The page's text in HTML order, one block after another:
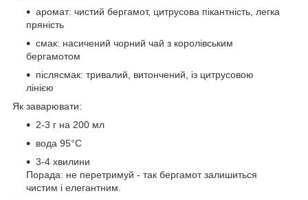
аромат: чистий бергамот, цитрусова пікантність, легка
пряність
смак: насичений чорний чай з королівським
бергамотом
післясмак: тривалий, витончений, із цитрусовою
лінією
Як заварювати:
2-3 г на 200 мл
вода 95°C
3-4 хвилини
Порада: не перетримуй - так бергамот залишиться
чистим і елегантним.